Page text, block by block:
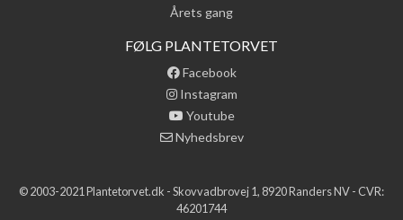
Årets gang
FØLG PLANTETORVET
Facebook
Instagram
Youtube
Nyhedsbrev
© 2003-2021 Plantetorvet.dk - Skovvadbrovej 1, 8920 Randers NV - CVR:
46201744